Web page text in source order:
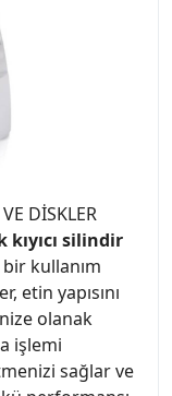
DİSKLER
silindir
bir kullanım
etin yapısını
olanak
işlemi
sağlar ve